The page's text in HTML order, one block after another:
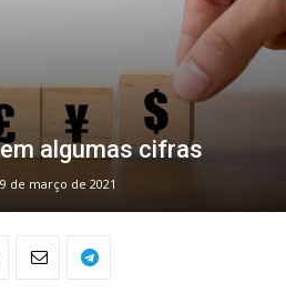
algumas cifras
de março de 2021